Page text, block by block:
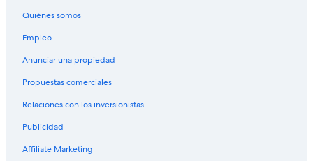
Moteles en Gretna
Hoteles en Parroquia de Jefferson
Casas de huéspedes en Parroquia de Jefferson
Quiénes somos
Empleo
Anunciar una propiedad
Propuestas comerciales
Relaciones con los inversionistas
Publicidad
Affiliate Marketing